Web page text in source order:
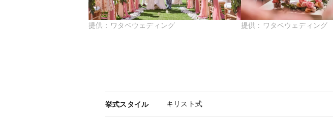
提供： ワタベウェディング 提供： ワタベウェディング
挙式スタイル キリスト式